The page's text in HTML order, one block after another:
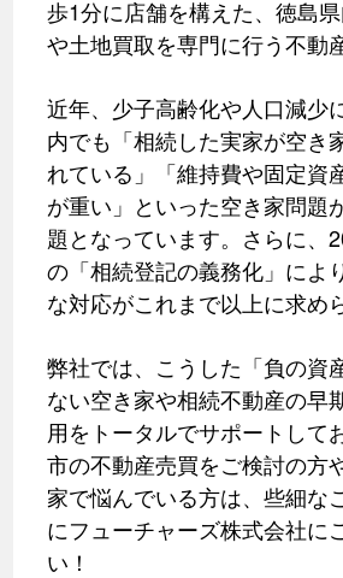
歩1分に店舗を構えた、徳島
や土地買取を専門に行う不動
近年、少子高齢化や人口減少
内でも「相続した実家が空き
れている」「維持費や固定資
が重い」といった空き家問題
題となっています。さらに、
の「相続登記の義務化」によ
な対応がこれまで以上に求め
弊社では、こうした「負の資
ない空き家や相続不動産の早
用をトータルでサポートして
市の不動産売買をご検討の方
家で悩んでいる方は、些細な
にフューチャーズ株式会社に
い！